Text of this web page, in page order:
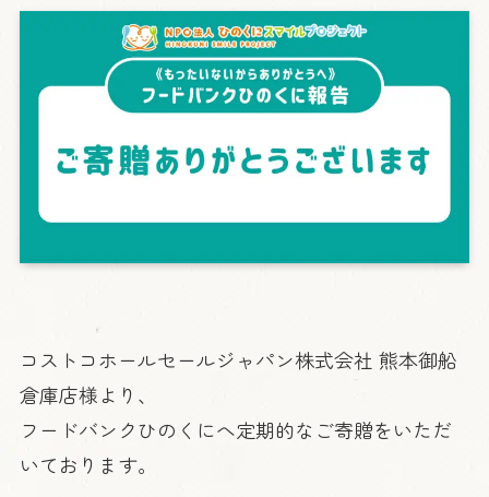
コストコホールセールジャパン株式会社 熊本御船
倉庫店様より、
フードバンクひのくにへ定期的なご寄贈をいただ
いております。